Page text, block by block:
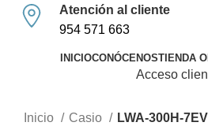
Atención al cliente
954 571 663
Acceso
INICIOCONÓCENOSTIENDA
Inicio
Casio
LWA-300H-7EV